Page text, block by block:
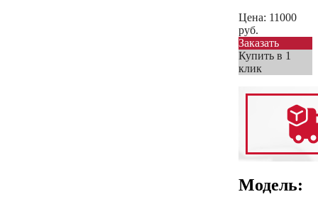
Цена: 11000
руб.
Заказать
Купить в 1
клик
Модель: